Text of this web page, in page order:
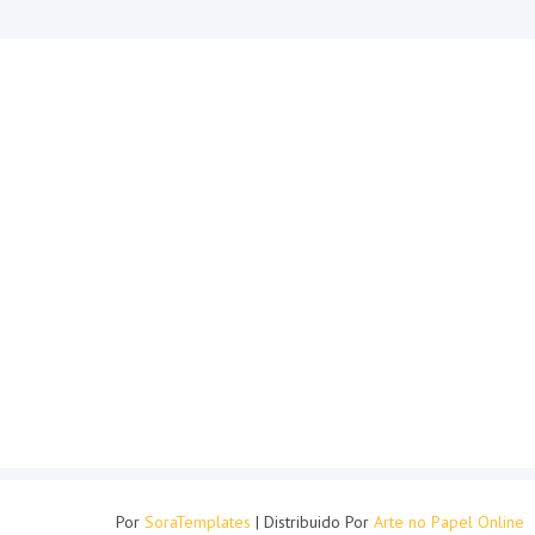
Por SoraTemplates | Distribuido Por Arte no Papel Online